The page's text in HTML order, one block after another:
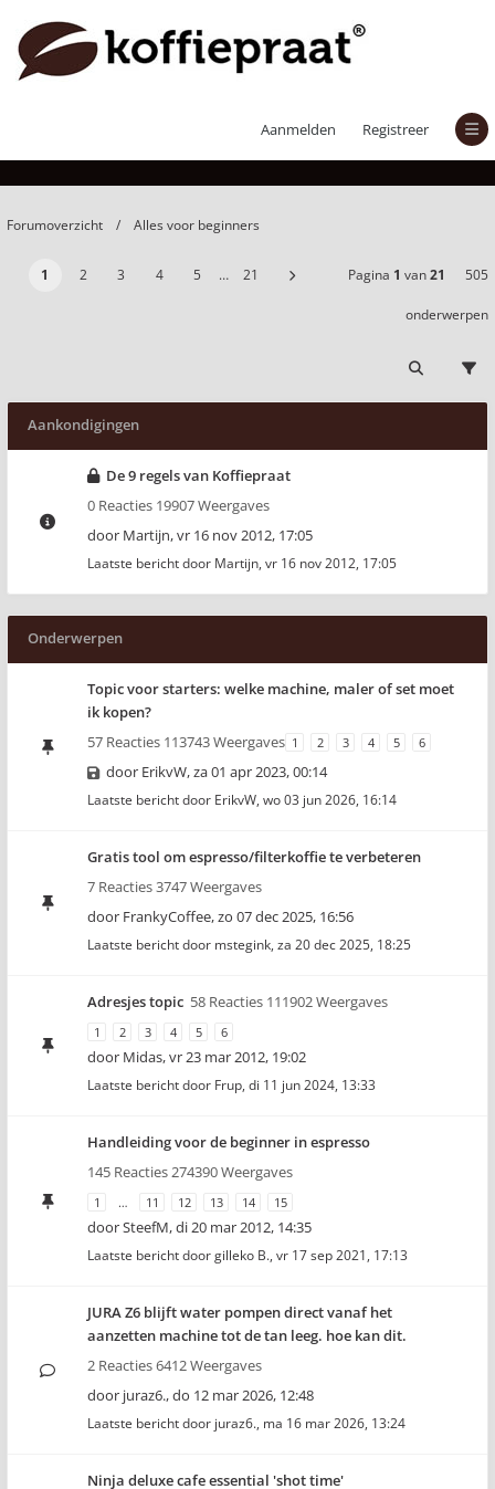
Aanmelden Registreer
Forumoverzicht Alles voor beginners
1 2 3 4 5 … 21 Pagina 1 van21 505
onderwerpen
Aankondigingen
De 9 regels van Koffiepraat
0 Reacties 19907 Weergaves
door Martijn,vr 16 nov 2012, 17:05
Laatste bericht door Martijn, vr 16 nov 2012, 17:05
Onderwerpen
Topic voor starters: welke machine, maler of set moet
ik kopen?
57 Reacties 113743 Weergaves 1 2 3 4 5 6
door ErikvW,za 01 apr 2023, 00:14
Laatste bericht door ErikvW, wo 03 jun 2026, 16:14
Gratis tool om espresso/filterkoffie te verbeteren
7 Reacties 3747 Weergaves
door FrankyCoffee,zo 07 dec 2025, 16:56
Laatste bericht door mstegink, za 20 dec 2025, 18:25
Adresjes topic 58 Reacties 111902 Weergaves
1 2 3 4 5 6
door Midas,vr 23 mar 2012, 19:02
Laatste bericht door Frup, di 11 jun 2024, 13:33
Handleiding voor de beginner in espresso
145 Reacties 274390 Weergaves
1 … 11 12 13 14 15
doorSteefM,di 20 mar 2012, 14:35
Laatste bericht doorgilleko B., vr 17 sep 2021, 17:13
JURA Z6 blijft water pompen direct vanaf het
aanzetten machine tot de tan leeg. hoe kan dit.
2 Reacties 6412 Weergaves
door juraz6.,do 12 mar 2026, 12:48
Laatste bericht door juraz6., ma 16 mar 2026, 13:24
Ninja deluxe cafe essential 'shot time'